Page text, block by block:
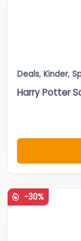
Deals, Kinder,
Harry Potter
-30%